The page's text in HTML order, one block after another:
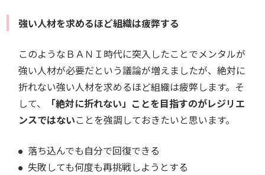
強い人材を求めるほど組織は疲弊する
このようなＢＡＮＩ時代に突入したことでメンタルが
強い人材が必要だという議論が増えましたが、絶対に
折れない強い人材を求めるほど組織は疲弊します。そ
して、
「絶対に折れない」ことを目指すのがレジリエ
ンスではないことを強調しておきたいと思います。
落ち込んでも自分で回復できる
失敗しても何度も再挑戦しようとする